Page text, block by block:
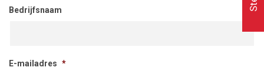
Bedrijfsnaam
E-mailadres *